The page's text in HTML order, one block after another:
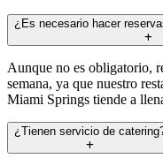
¿Es necesario hacer
Aunque no es obligatorio,
semana, ya que nuestro
Miami Springs tiende a
¿Tienen servicio de